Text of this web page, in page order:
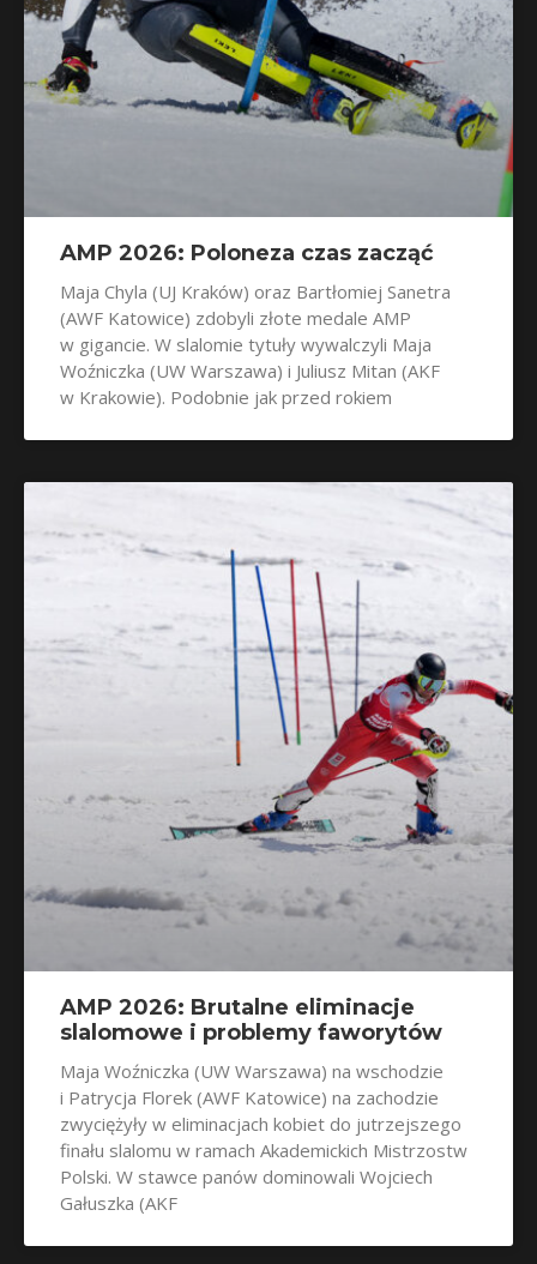
AMP 2026: Poloneza czas zacząć
Maja Chyla (UJ Kraków) oraz Bartłomiej Sanetra
(AWF Katowice) zdobyli złote medale AMP
w gigancie. W slalomie tytuły wywalczyli Maja
Woźniczka (UW Warszawa) i Juliusz Mitan (AKF
w Krakowie). Podobnie jak przed rokiem
AMP 2026: Brutalne eliminacje
slalomowe i problemy faworytów
Maja Woźniczka (UW Warszawa) na wschodzie
i Patrycja Florek (AWF Katowice) na zachodzie
zwyciężyły w eliminacjach kobiet do jutrzejszego
finału slalomu w ramach Akademickich Mistrzostw
Polski. W stawce panów dominowali Wojciech
Gałuszka (AKF